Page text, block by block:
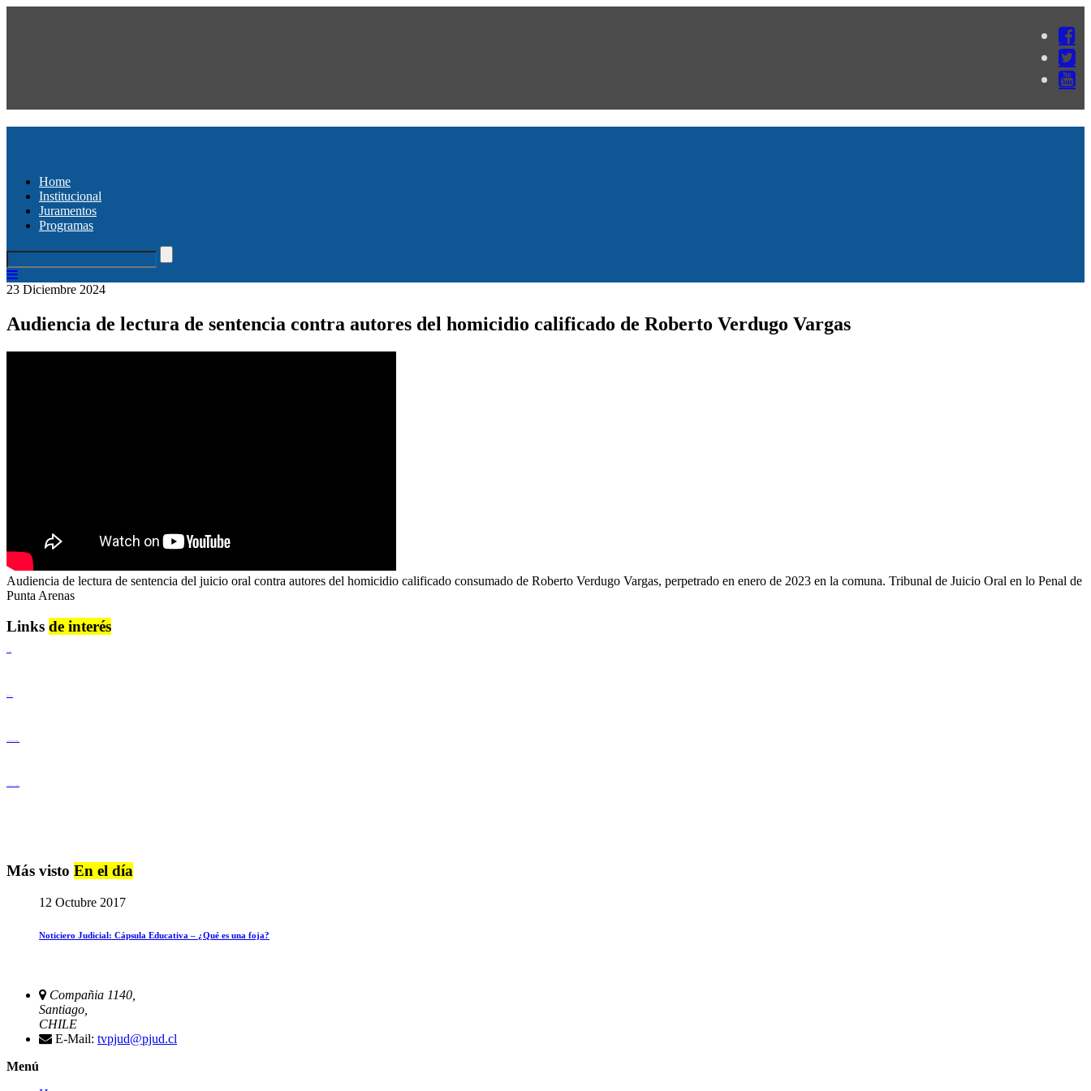
Home
Institucional
Juramentos
Programas
23 Diciembre 2024
Audiencia de lectura de sentencia contra autores del homicidio calificado de Roberto Verdugo Vargas
Audiencia de lectura de sentencia del juicio oral contra autores del homicidio calificado consumado de Roberto Verdugo Vargas, perpetrado en enero de 2023 en la comuna. Tribunal de Juicio Oral en lo Penal de
Punta Arenas
Links de interés
Más visto En el día
12 Octubre 2017
Noticiero Judicial: Cápsula Educativa – ¿Qué es una foja?
Compañia 1140,
Santiago,
CHILE
E-Mail: tvpjud@pjud.cl
Menú